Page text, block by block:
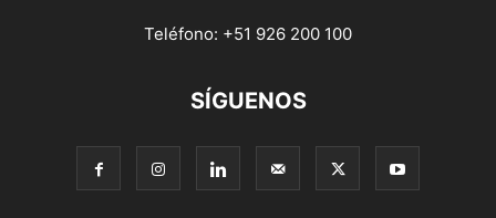
Teléfono: +51 926 200 100
SÍGUENOS